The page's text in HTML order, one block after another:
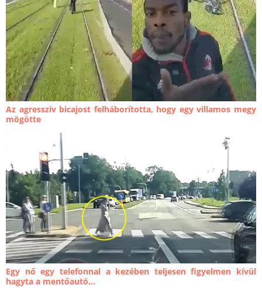
Az agresszív bicajost felháborította, hogy egy villamos megy
mögötte
Egy nő egy telefonnal a kezében teljesen figyelmen kívül
hagyta a mentőautó...